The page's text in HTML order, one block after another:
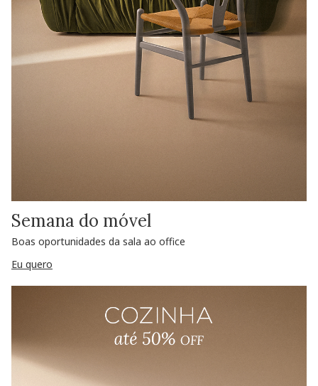
Semana do móvel
Boas oportunidades da sala ao office
Eu quero